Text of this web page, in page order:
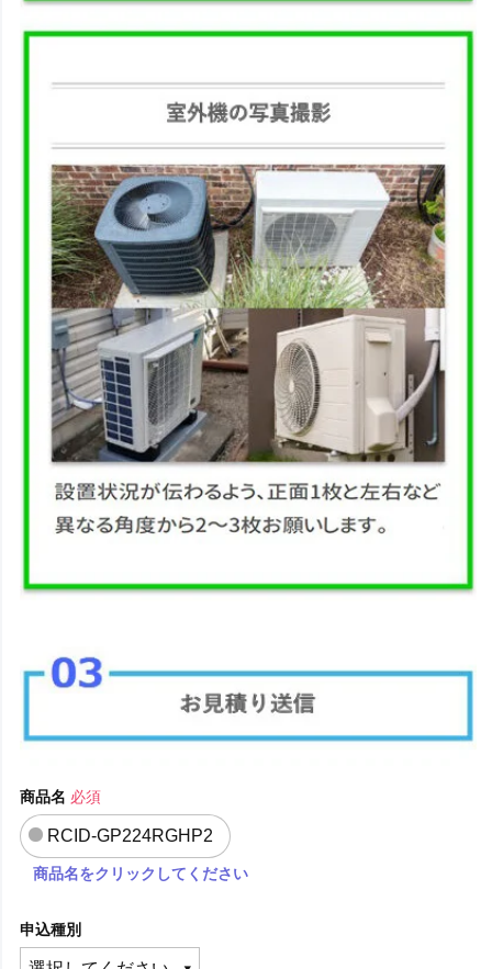
商品名 必須
RCID-GP224RGHP2
商品名をクリックしてください
申込種別